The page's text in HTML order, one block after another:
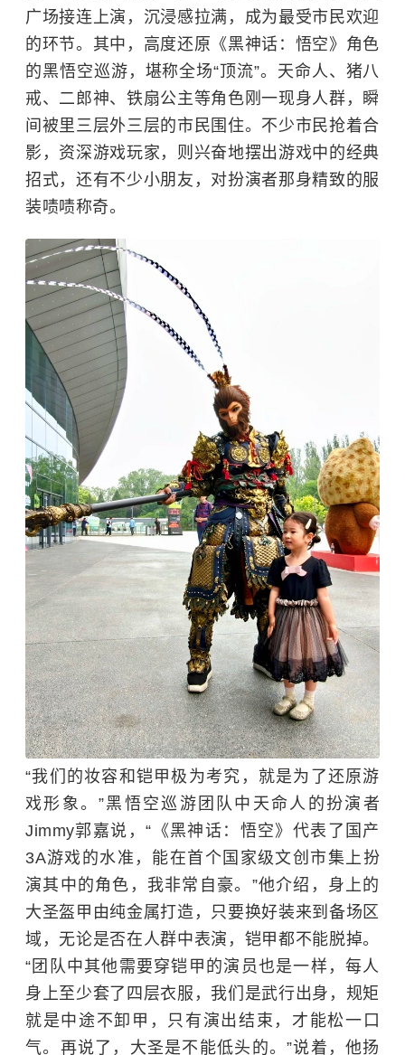
广场接连上演，沉浸感拉满，成为最受市民欢迎
的环节。其中，高度还原《黑神话：悟空》角色
的黑悟空巡游，堪称全场“顶流”。天命人、猪八
戒、二郎神、铁扇公主等角色刚一现身人群，瞬
间被里三层外三层的市民围住。不少市民抢着合
影，资深游戏玩家，则兴奋地摆出游戏中的经典
招式，还有不少小朋友，对扮演者那身精致的服
装啧啧称奇。
“我们的妆容和铠甲极为考究，就是为了还原游
戏形象。”黑悟空巡游团队中天命人的扮演者
Jimmy郭嘉说，“《黑神话：悟空》代表了国产
3A游戏的水准，能在首个国家级文创市集上扮
演其中的角色，我非常自豪。”他介绍，身上的
大圣盔甲由纯金属打造，只要换好装来到备场区
域，无论是否在人群中表演，铠甲都不能脱掉。
“团队中其他需要穿铠甲的演员也是一样，每人
身上至少套了四层衣服，我们是武行出身，规矩
就是中途不卸甲，只有演出结束，才能松一口
气。再说了，大圣是不能低头的。”说着，他扬